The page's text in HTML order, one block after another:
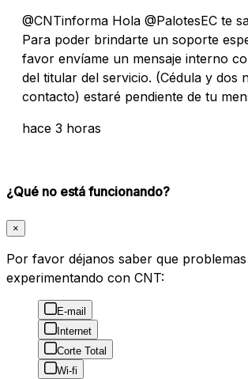
@CNTinforma Hola @PalotesEC te
Para poder brindarte un soporte
favor envíame un mensaje interno
del titular del servicio. (Cédula y dos
contacto) estaré pendiente de tu
hace 3 horas
¿Qué no está funcionando?
×
Por favor déjanos saber que problemas
experimentando con CNT:
E-mail
Internet
Corte Total
Wi-fi